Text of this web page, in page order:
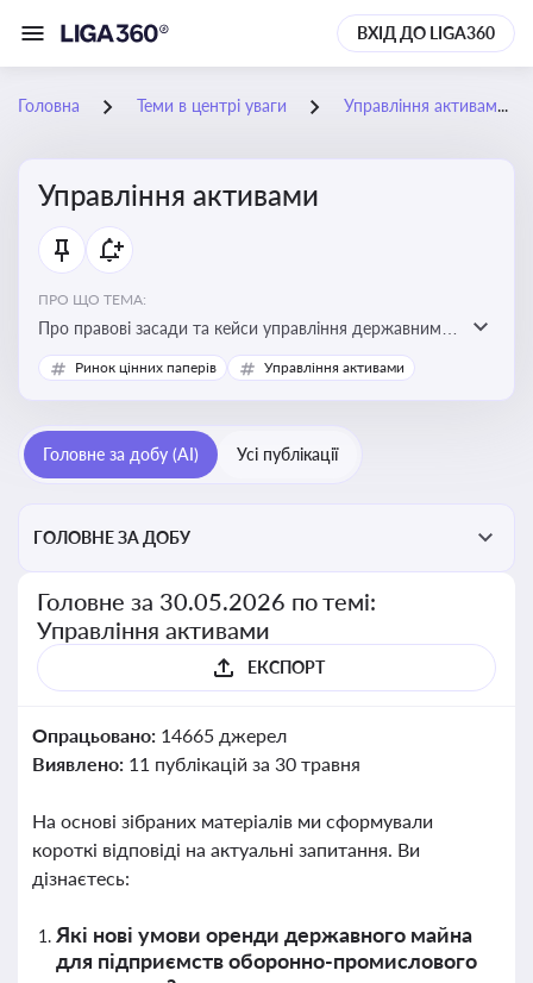
ВХІД ДО LIGA360
Головна Теми в центрі уваги Управління активами
Управління активами
ПРО ЩО ТЕМА:
Про правові засади та кейси управління державними,
комунальними та корпоративними активами, для
юристів і керівників, які відповідають за збереження
Ринок цінних паперів Управління активами
Головне за добу (AI) Усі публікації
ГОЛОВНЕ ЗА ДОБУ
Головне за 30.05.2026 по темі:
Управління активами
ЕКСПОРТ
Опрацьовано: 14665 джерел
Виявлено: 11 публікацій за 30 травня
На основі зібраних матеріалів ми сформували
короткі відповіді на актуальні запитання. Ви
дізнаєтесь:
Які нові умови оренди державного майна
для підприємств оборонно-промислового